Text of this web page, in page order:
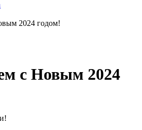
2024 годом!
с Новым 2024